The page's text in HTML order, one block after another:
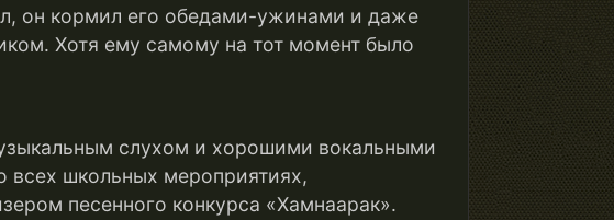
он кормил его обедами-ужинами и даже
Хотя ему самому на тот момент было
слухом и хорошими вокальными
всех школьных мероприятиях,
песенного конкурса «Хамнаарак».